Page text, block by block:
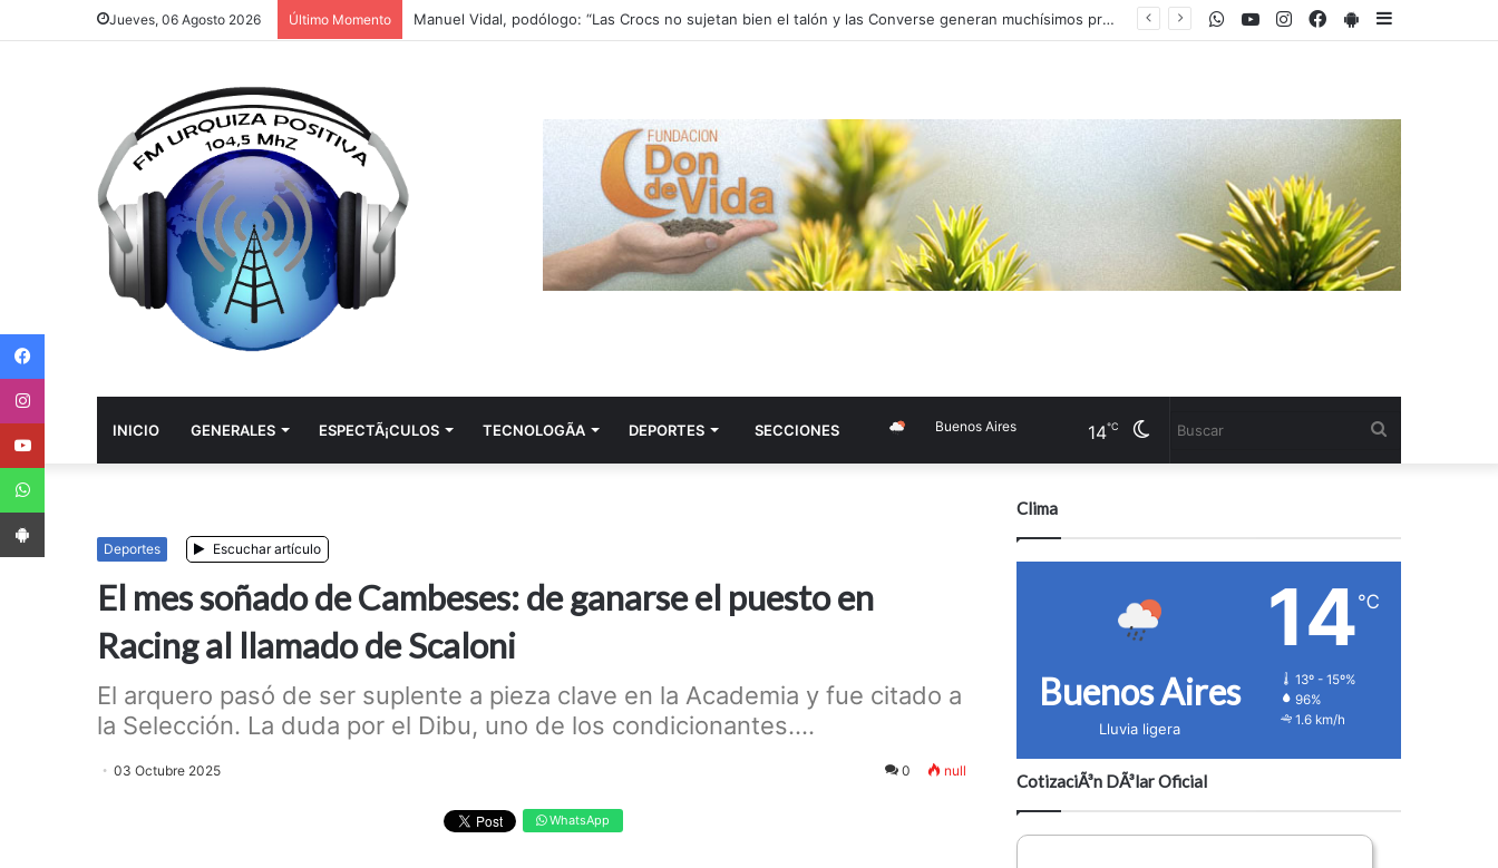
Jueves, 06 Agosto 2026 Último Momento Manuel Vidal, podólogo: “Las Crocs no sujetan bien el talón y las Converse generan muchísimos problemas en las uñas, para el verano la mejor elección son las sandalias o el calzado ‘barefoot’" PlayStore
Facebook
Instagram
Youtube
WhatsApp
INICIO GENERALES ESPECTÃ¡CULOS TECNOLOGÃ­A DEPORTES SECCIONES Cambiar
Buenos Aires 14℃
Deportes Escuchar artículo
El mes soñado de Cambeses: de ganarse el puesto en
Racing al llamado de Scaloni
El arquero pasó de ser suplente a pieza clave en la Academia y fue citado a
la Selección. La duda por el Dibu, uno de los condicionantes....
03 Octubre 2025 0 null
WhatsApp
Clima
Buenos Aires
Lluvia ligera
14℃
13º - 15º%
96%
1.6 km/h
CotizaciÃ³n DÃ³lar Oficial
WhatsApp